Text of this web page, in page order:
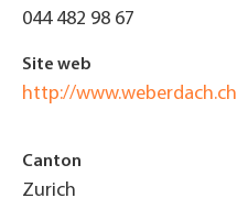
044 482 98 67
Site web
http://www.weberdach.ch
Canton
Zurich